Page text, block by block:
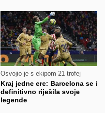
Osvojio je s ekipom 21 trofej
Kraj jedne ere: Barcelona se i
definitivno riješila svoje
legende